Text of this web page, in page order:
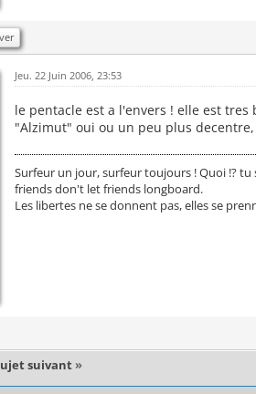
Jeu. 22 Juin 2006, 23:53
le pentacle est a l'envers ! elle est
"Alzimut" oui ou un peu plus
Surfeur un jour, surfeur toujours ! Quoi !? tu
friends don't let friends longboard.
Les libertes ne se donnent pas, elles se
suivant »